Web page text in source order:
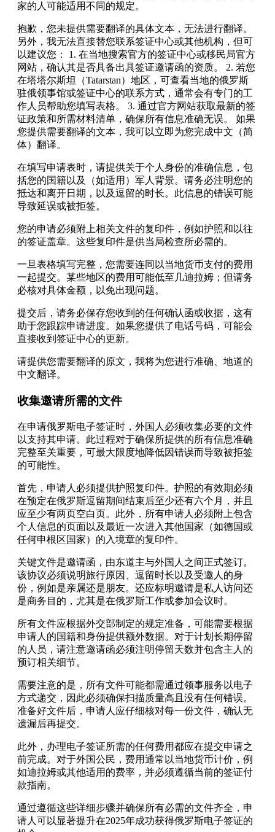
家的人可能适用不同的规定。
抱歉，您未提供需要翻译的具体文本，无法进行翻译。
另外，我无法直接替您联系签证中心或其他机构，但可
以建议您： 1. 在当地搜索官方的签证中心或移民局官方
网站，确认其是否具备出具签证邀请函的资质。 2. 若您
在塔塔尔斯坦（Tatarstan）地区，可查看当地的俄罗斯
驻俄领事馆或签证中心的联系方式，通常会有专门的工
作人员帮助您填写表格。 3. 通过官方网站获取最新的签
证政策和所需材料清单，确保所有信息准确无误。 如果
您提供需要翻译的文本，我可以立即为您完成中文（简
体）翻译。
在填写申请表时，请提供关于个人身份的准确信息，包
括您的国籍以及（如适用）军人背景。请务必注明您的
抵达和离开日期，以及逗留的时长。此信息的错误可能
导致延误或被拒签。
您的申请必须附上相关文件的复印件，例如护照和以往
的签证盖章。这些复印件是供当局检查所必需的。
一旦表格填写完整，您需要连同以当地货币支付的费用
一起提交。某些地区的费用可能低至几迪拉姆；但请务
必核对具体金额，以免出现问题。
提交后，请务必保存您收到的任何确认函或收据，这有
助于您跟踪申请进度。如果您提供了电话号码，可能会
直接收到签证中心的更新。
请提供您需要翻译的原文，我将为您进行准确、地道的
中文翻译。
收集邀请所需的文件
在申请俄罗斯电子签证时，外国人必须收集必要的文件
以支持其申请。此过程对于确保所提供的所有信息准确
完整至关重要，可最大限度地降低因错误而导致被拒签
的可能性。
首先，申请人必须提供护照复印件。护照的有效期必须
在预定在俄罗斯逗留期间结束后至少还有六个月，并且
应至少有两页空白页。此外，所有申请人必须附上包含
个人信息的页面以及最近一次进入其他国家（如德国或
任何申根区国家）的入境章的复印件。
关键文件是邀请函，由东道主与外国人之间正式签订。
该协议必须说明旅行原因、逗留时长以及受邀人的身
份，例如是亲属还是朋友。还应标明邀请是私人访问还
是商务目的，尤其是在俄罗斯工作或参加会议时。
所有文件应根据外交部制定的规定准备，可能需要根据
申请人的国籍和身份提供额外数据。对于计划长期停留
的人员，请注意邀请函必须注明停留天数并包含主人的
预订相关细节。
需要注意的是，所有文件可能都需通过领事服务以电子
方式递交，因此必须确保扫描质量高且没有任何错误。
准备好文件后，申请人应仔细核对每一份文件，确认无
遗漏后再提交。
此外，办理电子签证所需的任何费用都应在提交申请之
前完成。对于外国公民，费用通常以当地货币计价，例
如迪拉姆或其他适用的费率，并必须遵循当前的签证付
款指南。
通过遵循这些详细步骤并确保所有必需的文件齐全，申
请人可以显著提升在2025年成功获得俄罗斯电子签证的